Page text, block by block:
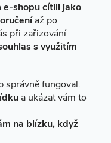
e-shopu cítili jako
až po
při zařizování
s využitím
správně fungoval.
a ukázat vám to
na blízku, když